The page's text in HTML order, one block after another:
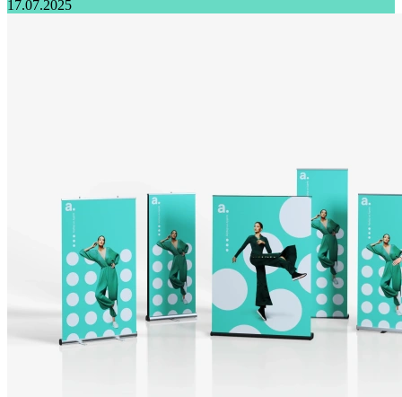
17.07.2025